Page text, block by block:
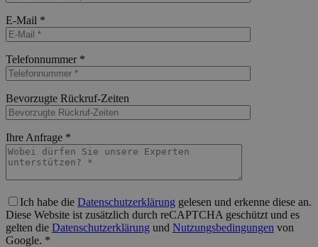
E-Mail *
Telefonnummer *
Bevorzugte Rückruf-Zeiten
Ihre Anfrage *
Ich habe die Datenschutzerklärung gelesen und erkenne diese an.
Diese Website ist zusätzlich durch reCAPTCHA geschützt und es
gelten die Datenschutzerklärung und Nutzungsbedingungen von
Google. *